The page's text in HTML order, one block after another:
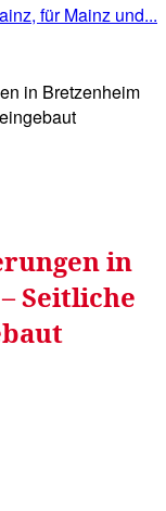
in Bretzenheim
in
Seitliche